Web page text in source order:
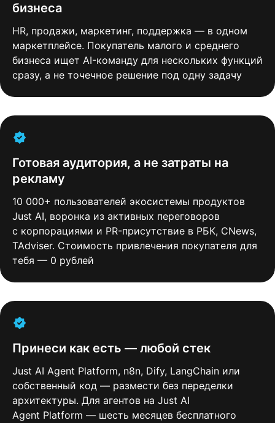
бизнеса
HR, продажи, маркетинг, поддержка — в одном
маркетплейсе. Покупатель малого и среднего
бизнеса ищет AI-команду для нескольких функций
сразу, а не точечное решение под одну задачу
Готовая аудитория, а не затраты на
рекламу
10 000+ пользователей экосистемы продуктов
Just AI, воронка из активных переговоров
с корпорациями и PR-присутствие в РБК, CNews,
TAdviser. Стоимость привлечения покупателя для
тебя — 0 рублей
Принеси как есть — любой стек
Just AI Agent Platform, n8n, Dify, LangChain или
собственный код — размести без переделки
архитектуры. Для агентов на Just AI
Agent Platform — шесть месяцев бесплатного